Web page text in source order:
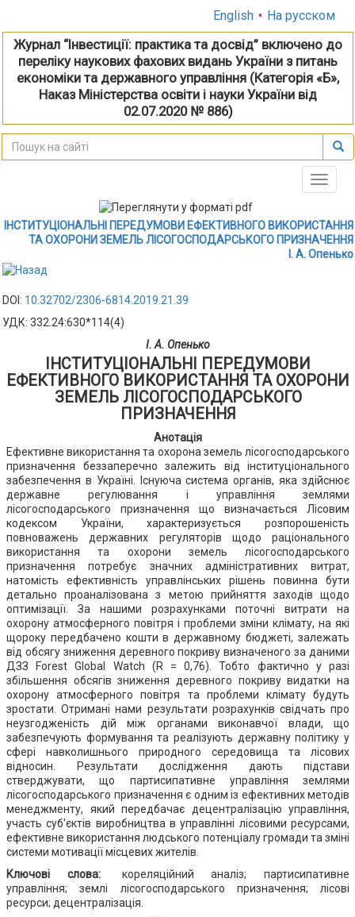
English • На русском
Журнал “Інвестиції: практика та досвід” включено до
переліку наукових фахових видань України з питань
економіки та державного управління (Категорія «Б»,
Наказ Міністерства освіти і науки України від
02.07.2020 № 886)
Toggle
ІНСТИТУЦІОНАЛЬНІ ПЕРЕДУМОВИ ЕФЕКТИВНОГО ВИКОРИСТАННЯ
ТА ОХОРОНИ ЗЕМЕЛЬ ЛІСОГОСПОДАРСЬКОГО ПРИЗНАЧЕННЯ
І. А. Опенько
DOI: 10.32702/2306-6814.2019.21.39
УДК: 332.24:630*114(4)
І. А. Опенько
ІНСТИТУЦІОНАЛЬНІ ПЕРЕДУМОВИ
ЕФЕКТИВНОГО ВИКОРИСТАННЯ ТА ОХОРОНИ
ЗЕМЕЛЬ ЛІСОГОСПОДАРСЬКОГО
ПРИЗНАЧЕННЯ
Анотація
Ефективне використання та охорона земель лісогосподарського
призначення беззаперечно залежить від інституціонального
забезпечення в Україні. Існуюча система органів, яка здійснює
державне регулювання і управління землями
лісогосподарського призначення що визначається Лісовим
кодексом України, характеризується розпорошеність
повноважень державних регуляторів щодо раціонального
використання та охорони земель лісогосподарського
призначення потребує значних адміністративних витрат,
натомість ефективність управлінських рішень повинна бути
детально проаналізована з метою прийняття заходів щодо
оптимізації. За нашими розрахунками поточні витрати на
охорону атмосферного повітря і проблеми зміни клімату, на які
щороку передбачено кошти в державному бюджеті, залежать
від обсягу зниження деревного покриву визначеного за даними
ДЗЗ Forest Global Watch (R = 0,76). Тобто фактично у разі
збільшення обсягів зниження деревного покриву видатки на
охорону атмосферного повітря та проблеми клімату будуть
зростати. Отримані нами результати розрахунків свідчать про
неузгодженість дій між органами виконавчої влади, що
забезпечують формування та реалізують державну політику у
сфері навколишнього природного середовища та лісових
відносин. Результати дослідження дають підстави
стверджувати, що партисипативне управління землями
лісогосподарського призначення є одним із ефективних методів
менеджменту, який передбачає децентралізацію управління,
участь суб'єктів виробництва в управлінні лісовими ресурсами,
ефективне використання людського потенціалу громади та зміні
системи мотивації місцевих жителів.
Ключові слова:
кореляційний аналіз; партисипативне
управління; землі лісогосподарського призначення; лісові
ресурси; децентралізація.